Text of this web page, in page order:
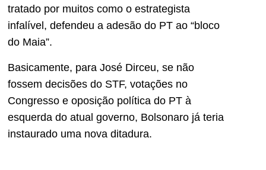
tratado por muitos como o estrategista
infalível, defendeu a adesão do PT ao “bloco
do Maia”.
Basicamente, para José Dirceu, se não
fossem decisões do STF, votações no
Congresso e oposição política do PT à
esquerda do atual governo, Bolsonaro já teria
instaurado uma nova ditadura.